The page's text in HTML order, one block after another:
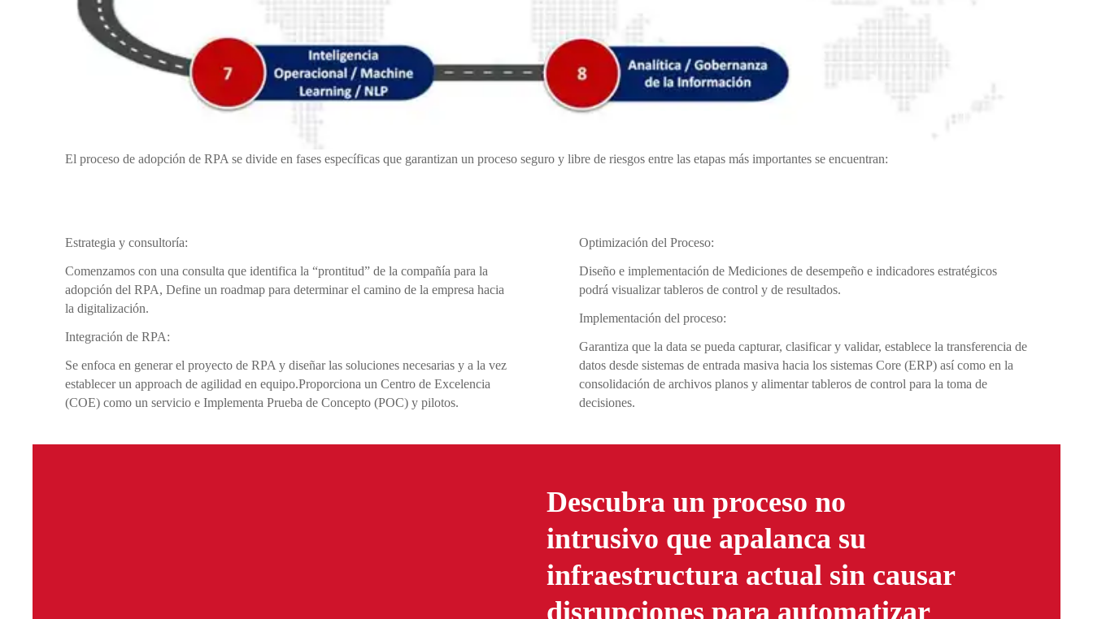
El proceso de adopción de RPA se divide en fases específicas que garantizan un proceso seguro y libre de riesgos entre las etapas más importantes se encuentran:
Estrategia y consultoría:
Comenzamos con una consulta que identifica la “prontitud” de la compañía para la
adopción del RPA, Define un roadmap para determinar el camino de la empresa hacia
la digitalización.
Integración de RPA:
Se enfoca en generar el proyecto de RPA y diseñar las soluciones necesarias y a la vez
establecer un approach de agilidad en equipo.Proporciona un Centro de Excelencia
(COE) como un servicio e Implementa Prueba de Concepto (POC) y pilotos.
Optimización del Proceso:
Diseño e implementación de Mediciones de desempeño e indicadores estratégicos
podrá visualizar tableros de control y de resultados.
Implementación del proceso:
Garantiza que la data se pueda capturar, clasificar y validar, establece la transferencia de
datos desde sistemas de entrada masiva hacia los sistemas Core (ERP) así como en la
consolidación de archivos planos y alimentar tableros de control para la toma de
decisiones.
Descubra un proceso no
intrusivo que apalanca su
infraestructura actual sin causar
disrupciones para automatizar